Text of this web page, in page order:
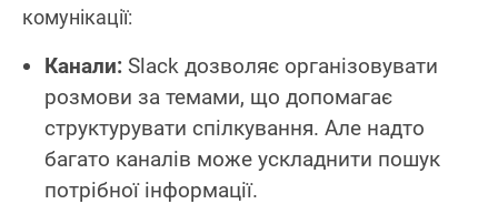
комунікації:
Канали: Slack дозволяє організовувати
розмови за темами, що допомагає
структурувати спілкування. Але надто
багато каналів може ускладнити пошук
потрібної інформації.